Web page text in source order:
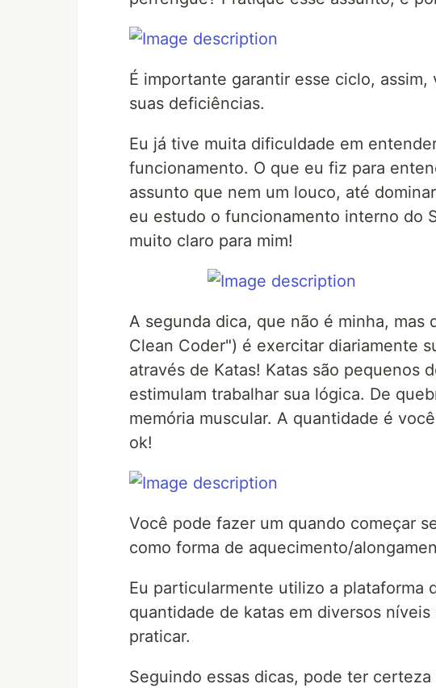
É importante garantir esse ciclo,
suas deficiências.
Eu já tive muita dificuldade em
funcionamento. O que eu fiz para
assunto que nem um louco, até
eu estudo o funcionamento interno do
muito claro para mim!
A segunda dica, que não é minha,
Clean Coder") é exercitar diariamente
através de Katas! Katas são pequenos
estimulam trabalhar sua lógica. De
memória muscular. A quantidade é
ok!
Você pode fazer um quando começar
como forma de aquecimento/
Eu particularmente utilizo a plataforma
quantidade de katas em diversos
praticar.
Seguindo essas dicas, pode ter